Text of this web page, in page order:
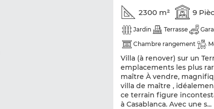
2300 m² 9
Jardin Terrasse
Chambre rangement
Antenne parabolique
Double vitrage
Porte
Machine à laver
Micro-
Villa (à renover) sur un
emplacements les plus
maître À vendre,
villa de maître ,
ce terrain figure
à Casablanca. Avec une s...